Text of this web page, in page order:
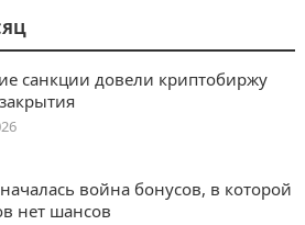
санкции довели криптобиржу
война бонусов, в которой
нет шансов